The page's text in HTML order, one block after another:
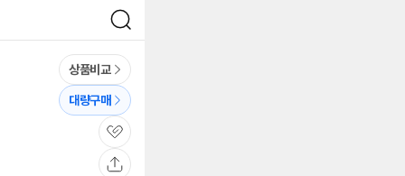
검
색
상품비교
대량구매
관
심